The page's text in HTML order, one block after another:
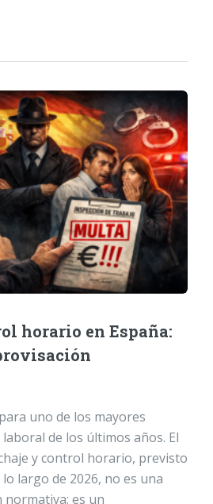
horario en España:
uno de los mayores
de los últimos años. El
y control horario, previsto
largo de 2026, no es una
normativa: es un